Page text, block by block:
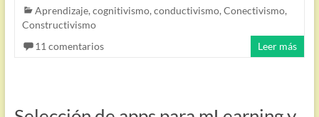
Aprendizaje, cognitivismo, conductivismo, Conectivismo,
Constructivismo
11 comentarios
Leer más